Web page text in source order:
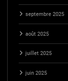
septembre 2025
août 2025
juillet 2025
juin 2025